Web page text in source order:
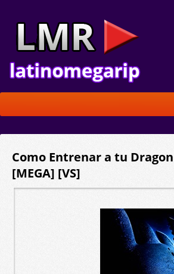
Como Entrenar a tu
[MEGA] [VS]